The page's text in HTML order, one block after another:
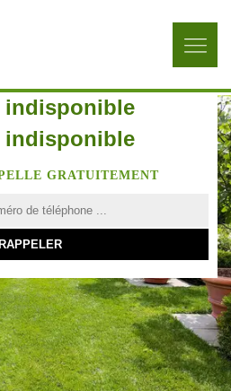
indisponible
indisponible
GRATUITEMENT